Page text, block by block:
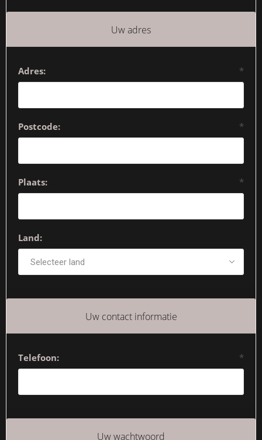
Uw adres
Adres: *
Postcode: *
Plaats: *
Land:
Uw contact informatie
Telefoon: *
Uw wachtwoord